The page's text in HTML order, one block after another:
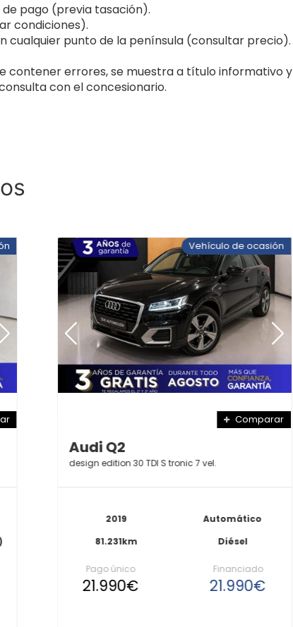
pago (previa tasación).
condiciones).
cualquier punto de la península (consultar precio).
contener errores, se muestra a título informativo y
con el concesionario.
Vehículo de ocasión
Comparar
Audi Q2
design edition 30 TDI S tronic 7 vel.
2019
81.231km
Automático
Diésel
Pago único
21.990€
Financiado
21.990€